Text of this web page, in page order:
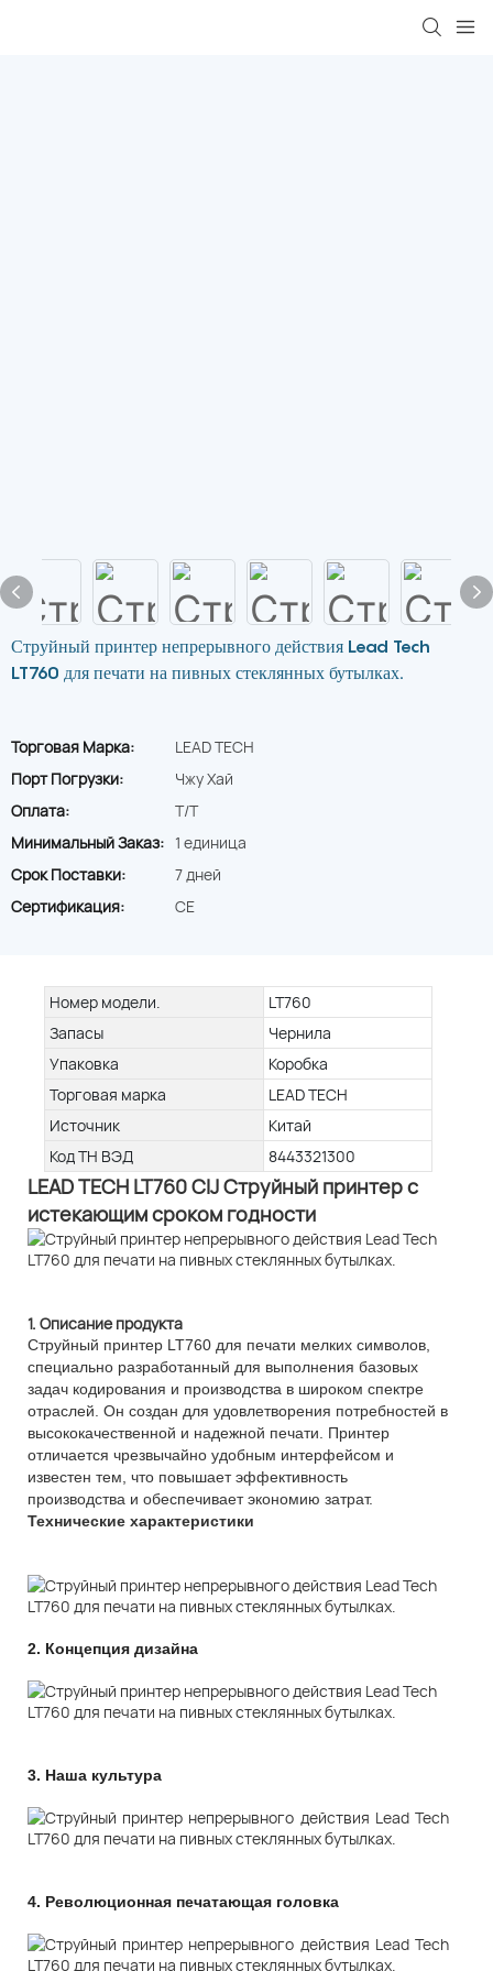
Струйный принтер непрерывного действия Lead Tech
LT760 для печати на пивных стеклянных бутылках.
Торговая Марка:
LEAD TECH
Порт Погрузки:
Чжу Хай
Оплата:
T/T
Минимальный Заказ: 1 единица
Срок Поставки:
7 дней
Сертификация:
CE
Номер модели.
LT760
Запасы
Чернила
Упаковка
Коробка
Торговая марка
LEAD TECH
Источник
Китай
Код ТН ВЭД
8443321300
LEAD TECH LT760 CIJ Струйный принтер с
истекающим сроком годности
1. Описание продукта
Струйный принтер LT760 для печати мелких символов,
специально разработанный для выполнения базовых
задач кодирования и производства в широком спектре
отраслей. Он создан для удовлетворения потребностей в
высококачественной и надежной печати. ​​Принтер
отличается чрезвычайно удобным интерфейсом и
известен тем, что повышает эффективность
производства и обеспечивает экономию затрат.
Технические характеристики
2. Концепция дизайна
3. Наша культура
4. Революционная печатающая головка